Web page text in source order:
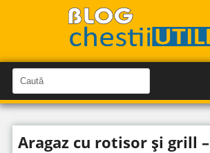
a
u
t
C
a
u
î
n
Aragaz cu rotisor și grill –